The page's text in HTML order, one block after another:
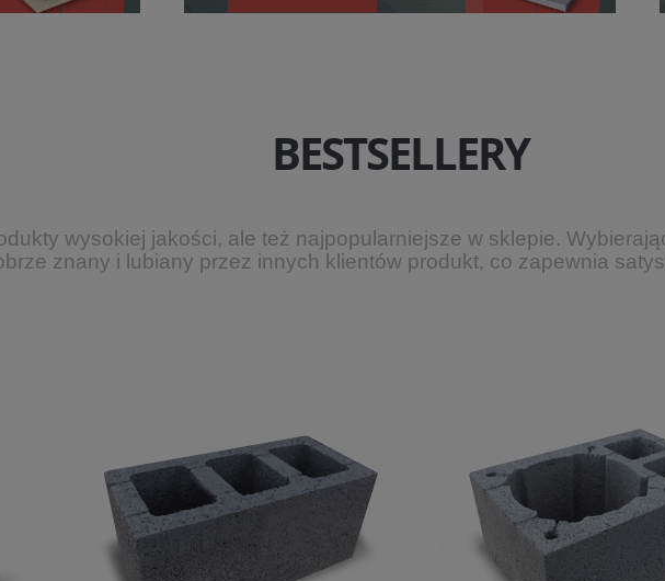
BESTSELLERY
wysokiej jakości, ale też najpopularniejsze w sklepie.
znany i lubiany przez innych klientów produkt, co zapewnia